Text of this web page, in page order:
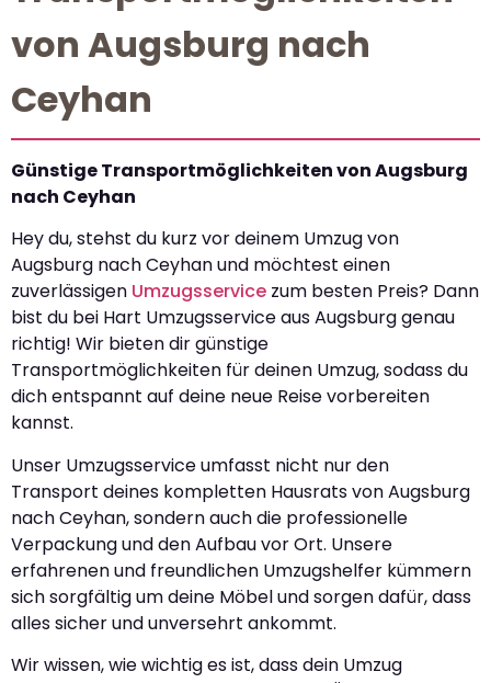
von Augsburg nach
Ceyhan
Günstige Transportmöglichkeiten von Augsburg
nach Ceyhan
Hey du, stehst du kurz vor deinem Umzug von
Augsburg nach Ceyhan und möchtest einen
zuverlässigen Umzugsservice zum besten Preis? Dann
bist du bei Hart Umzugsservice aus Augsburg genau
richtig! Wir bieten dir günstige
Transportmöglichkeiten für deinen Umzug, sodass du
dich entspannt auf deine neue Reise vorbereiten
kannst.
Unser Umzugsservice umfasst nicht nur den
Transport deines kompletten Hausrats von Augsburg
nach Ceyhan, sondern auch die professionelle
Verpackung und den Aufbau vor Ort. Unsere
erfahrenen und freundlichen Umzugshelfer kümmern
sich sorgfältig um deine Möbel und sorgen dafür, dass
alles sicher und unversehrt ankommt.
Wir wissen, wie wichtig es ist, dass dein Umzug